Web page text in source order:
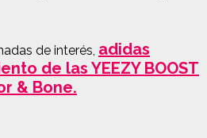
de interés, adidas
de las YEEZY BOOST
& Bone.